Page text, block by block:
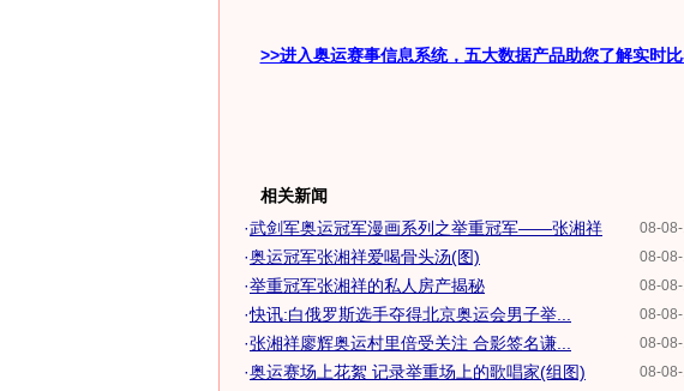
>>进入奥运赛事信息系统，五大数据产品助您了解实时
相关新闻
08-
·武剑军奥运冠军漫画系列之举重冠军——张湘祥
08-
·奥运冠军张湘祥爱喝骨头汤(图)
08-
·举重冠军张湘祥的私人房产揭秘
08-
·快讯:白俄罗斯选手夺得北京奥运会男子举...
08-
·张湘祥廖辉奥运村里倍受关注 合影签名谦...
08-
·奥运赛场上花絮 记录举重场上的歌唱家(组图)